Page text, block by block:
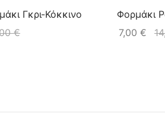
Γκρι-Κόκκινο
€
Φορμάκι
7,00 €